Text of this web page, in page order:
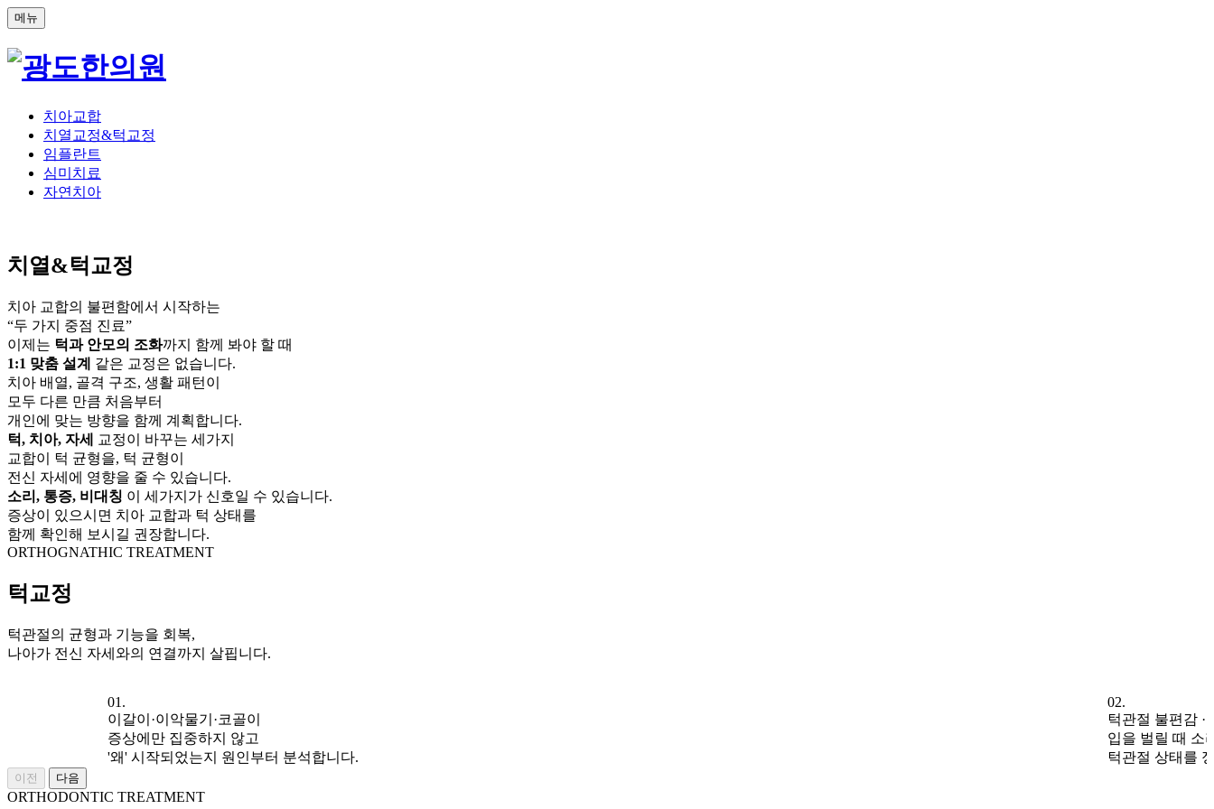
메뉴
치아교합
치열교정&턱교정
임플란트
심미치료
자연치아
치열&턱교정
치아 교합의 불편함에서 시작하는
“두 가지 중점 진료”
이제는 턱과 안모의 조화까지 함께 봐야 할 때
1:1 맞춤 설계
같은 교정은 없습니다.
치아 배열, 골격 구조, 생활 패턴이
모두 다른 만큼 처음부터
개인에 맞는 방향을 함께 계획합니다.
턱, 치아, 자세
교정이 바꾸는 세가지
교합이 턱 균형을, 턱 균형이
전신 자세에 영향을 줄 수 있습니다.
소리, 통증, 비대칭 이 세가지가 신호일 수 있습니다.
증상이 있으시면 치아 교합과 턱 상태를
함께 확인해 보시길 권장합니다.
ORTHOGNATHIC TREATMENT
턱교정
턱관절의 균형과 기능을 회복,
나아가 전신 자세와의 연결까지 살핍니다.
01.
이갈이·이악물기·코골이
증상에만 집중하지 않고
'왜' 시작되었는지 원인부터 분석합니다.
02.
턱관절 불편감 ·
입을 벌릴 때 소
턱관절 상태를
이전 다음
ORTHODONTIC TREATMENT